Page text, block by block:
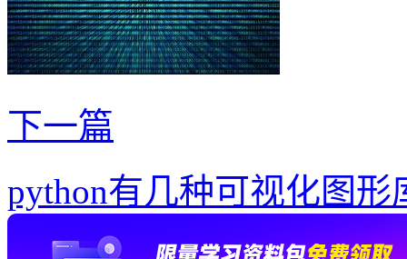
下一篇
python有几种可视化图形